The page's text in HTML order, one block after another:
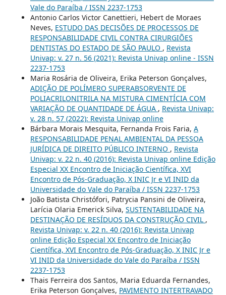
Vale do Paraíba / ISSN 2237-1753
Antonio Carlos Victor Canettieri, Hebert de Moraes
Neves, ESTUDO DAS DECISÕES DE PROCESSOS DE
RESPONSABILIDADE CIVIL CONTRA CIRURGIÕES
DENTISTAS DO ESTADO DE SÃO PAULO , Revista
Univap: v. 27 n. 56 (2021): Revista Univap online - ISSN
2237-1753
Maria Rosária de Oliveira, Erika Peterson Gonçalves,
ADIÇÃO DE POLÍMERO SUPERABSORVENTE DE
POLIACRILONITRILA NA MISTURA CIMENTÍCIA COM
VARIAÇÃO DE QUANTIDADE DE ÁGUA , Revista Univap:
v. 28 n. 57 (2022): Revista Univap online
Bárbara Morais Mesquita, Fernanda Frois Faria, A
RESPONSABILIDADE PENAL AMBIENTAL DA PESSOA
JURÍDICA DE DIREITO PÚBLICO INTERNO , Revista
Univap: v. 22 n. 40 (2016): Revista Univap online Edição
Especial XX Encontro de Iniciação Científica, XVI
Encontro de Pós-Graduação, X INIC Jr e VI INID da
Universidade do Vale do Paraíba / ISSN 2237-1753
João Batista Christófori, Patrycia Pansini de Oliveira,
Larícia Olaria Emerick Silva, SUSTENTABILIDADE NA
DESTINAÇÃO DE RESÍDUOS DA CONSTRUÇÃO CIVIL ,
Revista Univap: v. 22 n. 40 (2016): Revista Univap
online Edição Especial XX Encontro de Iniciação
Científica, XVI Encontro de Pós-Graduação, X INIC Jr e
VI INID da Universidade do Vale do Paraíba / ISSN
2237-1753
Thais Ferreira dos Santos, Maria Eduarda Fernandes,
Erika Peterson Gonçalves, PAVIMENTO INTERTRAVADO